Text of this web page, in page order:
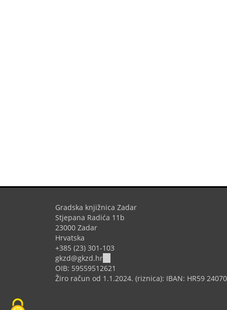
Gradska knjižnica Zadar
Stjepana Radića 11b
23000 Zadar
Hrvatska
+385 (23) 301-103
gkzd@gkzd.hr
sends
e-
mail)
OIB: 59559512621
Žiro račun od 1.1.2024. (riznica): IBAN: HR59